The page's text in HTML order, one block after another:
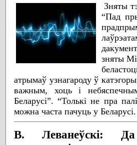
Зняты
“Пад
зняты
атрымаў узнагароду ў
важным, хоць і
Беларусі”. “Толькі не пра
можна часта пачуць у
В. Леванеўскі: